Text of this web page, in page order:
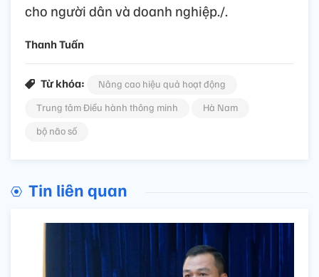
cho người dân và doanh nghiệp./.
Thanh Tuấn
Từ khóa:
Nâng cao hiệu quả hoạt động
Trung tâm Điều hành thông minh
Hà Nam
bộ não số
Tin liên quan